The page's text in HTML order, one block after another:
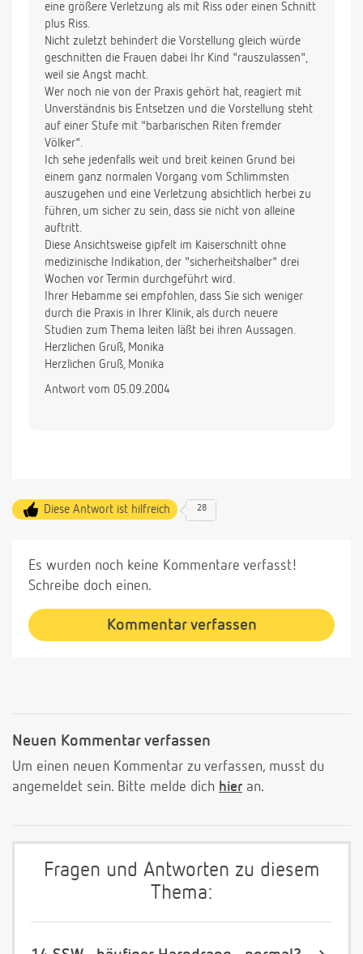
eine größere Verletzung als mit Riss oder einen Schnitt
plus Riss.
Nicht zuletzt behindert die Vorstellung gleich würde
geschnitten die Frauen dabei Ihr Kind "rauszulassen",
weil sie Angst macht.
Wer noch nie von der Praxis gehört hat, reagiert mit
Unverständnis bis Entsetzen und die Vorstellung steht
auf einer Stufe mit "barbarischen Riten fremder
Völker".
Ich sehe jedenfalls weit und breit keinen Grund bei
einem ganz normalen Vorgang vom Schlimmsten
auszugehen und eine Verletzung absichtlich herbei zu
führen, um sicher zu sein, dass sie nicht von alleine
auftritt.
Diese Ansichtsweise gipfelt im Kaiserschnitt ohne
medizinische Indikation, der "sicherheitshalber" drei
Wochen vor Termin durchgeführt wird.
Ihrer Hebamme sei empfohlen, dass Sie sich weniger
durch die Praxis in Ihrer Klinik, als durch neuere
Studien zum Thema leiten läßt bei ihren Aussagen.
Herzlichen Gruß, Monika
Herzlichen Gruß, Monika
Antwort vom 05.09.2004
Diese Antwort ist hilfreich 28
Es wurden noch keine Kommentare verfasst!
Schreibe doch einen.
Kommentar verfassen
Neuen Kommentar verfassen
Um einen neuen Kommentar zu verfassen, musst du
angemeldet sein. Bitte melde dich hier an.
Fragen und Antworten zu diesem
Thema: